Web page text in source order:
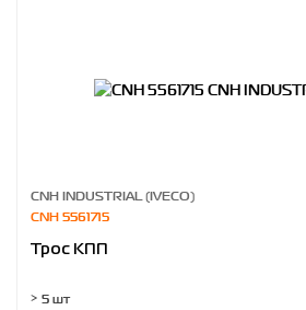
CNH INDUSTRIAL (IVECO)
CNH 5561715
Трос КПП
> 5 шт